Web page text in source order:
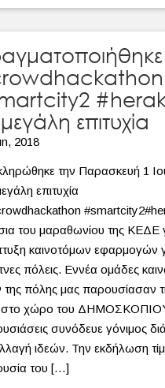
επιτυχία
2018
την Παρασκευή 1
επιτυχία
του μαραθωνίου της ΚΕΔΕ
καινοτόμων εφαρμογών
πόλεις. Εννέα ομάδες
πόλης μας παρουσίασαν
στο χώρο του
συνόδευε γόνιμος
ιδεών. Την εκδήλωση
του […]